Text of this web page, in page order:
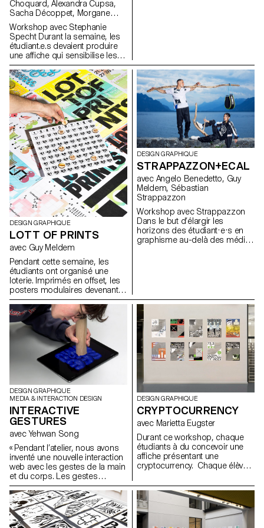
Choquard, Alexandra Cupsa,
Sacha Décoppet, Morgane
Gilliéron, Flaurant Kadrija,
Yohann Kampmann, Simon
Maurer, Delphine Moënnat,
Monica Müller, Océane Pasteur,
Luca Reichenbach, Luca Riva,
Angeline Rossetti, Pierre
Teissier, Baptiste Torrent, Elsa
Trummer, Chloé Vandewalle
Workshop avec Stephanie
Specht Durant la semaine, les
étudiant.e.s devaient produire
une affiche qui sensibilise les
gens à l'utilisation de leur
téléphone, les inciter à rester
immobiles. Ils devaient
concevoir leur affiche de
manière à ce qu'elle inspire de
loin et informe de près.
DESIGN GRAPHIQUE
LOTT OF PRINTS
avec Guy Meldem
Pendant cette semaine, les
étudiants ont organisé une
loterie. Imprimés en offset, les
posters modulaires devenant
des cartes ont permis la
première loterie à ECAL.
DESIGN GRAPHIQUE
STRAPPAZZON+ECAL
avec Angelo Benedetto, Guy
Meldem, Sébastian
Strappazzon
Workshop avec Strappazzon
Dans le but d’élargir les
horizons des étudiant·e·s en
graphisme au-delà des médias
plus en vogue du moment
lancée en collaboration avec le
rappeur français OrelSan –
dirige un atelier d’une semaine
au sein de l’ECAL. Des
propositions imaginées par les
étudiant·e·s est née une
en édition limitée. La collection
complète sera présentée et
mise en vente lors d’une soirée
exclusive le 15 décembre 2023
à la Rasude à Lausanne.
DESIGN GRAPHIQUE
MEDIA & INTERACTION DESIGN
INTERACTIVE
GESTURES
avec Yehwan Song
« Pendant l’atelier, nous avons
inventé une nouvelle interaction
web avec les gestes de la main
et du corps. Les gestes
uniques que l’on retrouve dans
nos habitudes quotidiennes ont
été combinés avec l’écran
tactile du mobile, le capteur
gyroscopique, la caméra web
DESIGN GRAPHIQUE
CRYPTOCURRENCY
avec Marietta Eugster
Durant ce workshop, chaque
étudiants à du concevoir une
affiche présentant une
cryptocurrency. Chaque élève a
caractéristiques de sa
cryptocurrency tout en prenant
en compte une grille imposée
en constante évolution. Les
affiches imprimés avec le